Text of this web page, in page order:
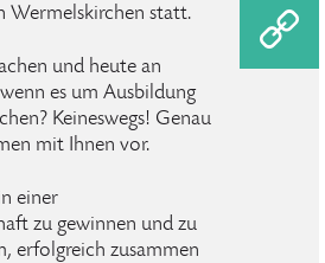
Wermelskirchen statt.
und heute an
es um Ausbildung
Keineswegs! Genau
mit Ihnen vor.
einer
zu gewinnen und zu
erfolgreich zusammen